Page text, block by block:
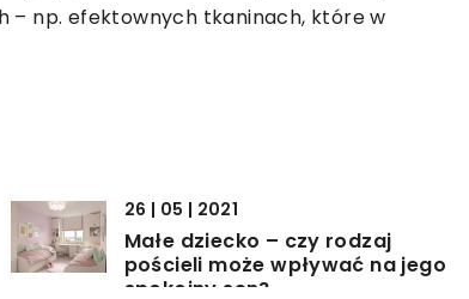
– np. efektownych tkaninach, które w
26 | 05 | 2021
Małe dziecko – czy rodzaj
pościeli może wpływać na jego
spokojny sen?